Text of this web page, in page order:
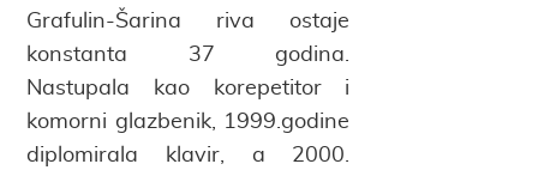
Grafulin-Šarina riva ostaje
konstanta 37 godina.
Nastupala kao korepetitor i
komorni glazbenik, 1999.godine
diplomirala klavir, a 2000.